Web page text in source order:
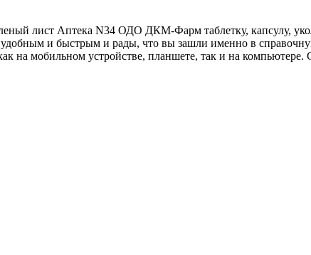
лист Аптека N34 ОДО ДКМ-Фарм таблетку, капсулу,
удобным и быстрым и рады, что вы зашли именно в
на мобильном устройстве, планшете, так и на компьютере.